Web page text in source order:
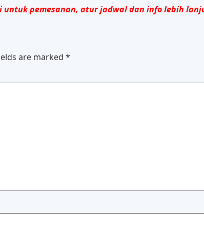
untuk pemesanan, atur jadwal dan info lebih
are marked *